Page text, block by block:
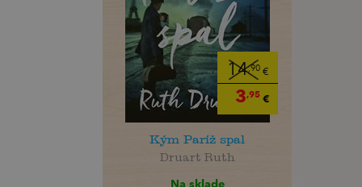
14,90 €
3,95 €
Kým Paríž spal
Druart Ruth
Na sklade